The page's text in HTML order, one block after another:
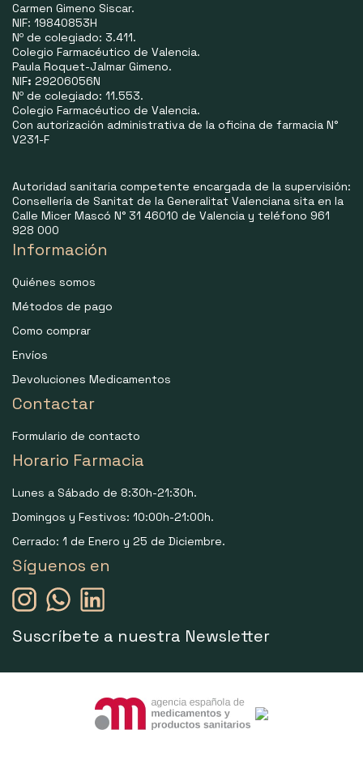
Carmen Gimeno Siscar.
NIF: 19840853H
Nº de colegiado: 3.411.
Colegio Farmacéutico de Valencia.
Paula Roquet-Jalmar Gimeno.
NIF: 29206056N
Nº de colegiado: 11.553.
Colegio Farmacéutico de Valencia.
Con autorización administrativa de la oficina de farmacia N°
V231-F
Autoridad sanitaria competente encargada de la supervisión:
Consellería de Sanitat de la Generalitat Valenciana sita en la
Calle Micer Mascó N° 31 46010 de Valencia y teléfono 961
928 000
Información
Quiénes somos
Métodos de pago
Como comprar
Envíos
Devoluciones Medicamentos
Contactar
Formulario de contacto
Horario Farmacia
Lunes a Sábado de 8:30h-21:30h.
Domingos y Festivos: 10:00h-21:00h.
Cerrado: 1 de Enero y 25 de Diciembre.
Síguenos en
Suscríbete a nuestra Newsletter